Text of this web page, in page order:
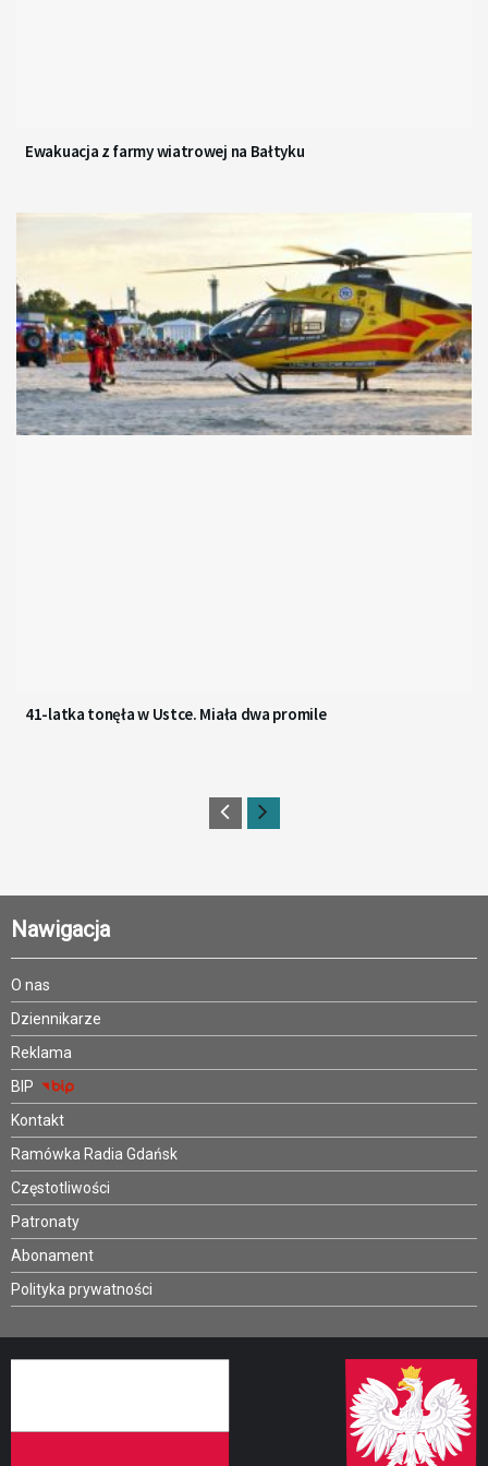
Ewakuacja z farmy wiatrowej na Bałtyku
41-latka tonęła w Ustce. Miała dwa promile
Nawigacja
O nas
Dziennikarze
Reklama
BIP
Kontakt
Ramówka Radia Gdańsk
Częstotliwości
Patronaty
Abonament
Polityka prywatności